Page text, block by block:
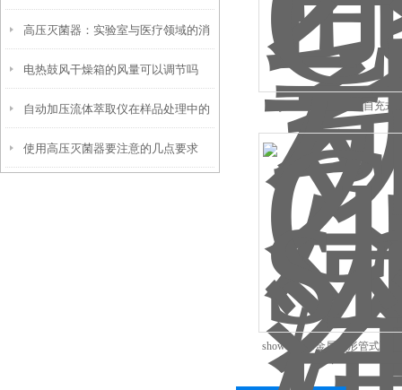
绍
高压灭菌器：实验室与医疗领域的消
毒卫士
电热鼓风干燥箱的风量可以调节吗
自动加压流体萃取仪在样品处理中的
应用
使用高压灭菌器要注意的几点要求
Cryosafe* CryoGuard自充
showa-5000金属锥形管式面